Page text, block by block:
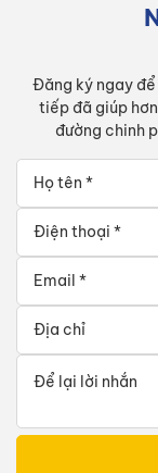
Đăng ký ngay
tiếp đã giúp
đường chinh